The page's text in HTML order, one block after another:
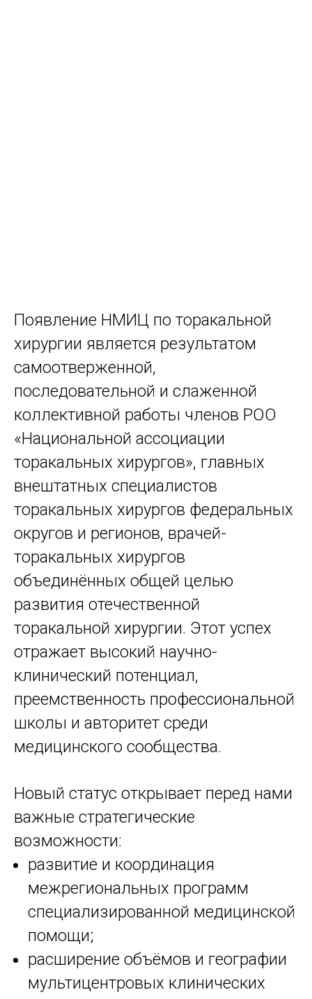
Появление НМИЦ по торакальной
хирургии является результатом
самоотверженной,
последовательной и слаженной
коллективной работы членов РОО
«Национальной ассоциации
торакальных хирургов», главных
внештатных специалистов
торакальных хирургов федеральных
округов и регионов, врачей-
торакальных хирургов
объединённых общей целью
развития отечественной
торакальной хирургии. Этот успех
отражает высокий научно-
клинический потенциал,
преемственность профессиональной
школы и авторитет среди
медицинского сообщества.
Новый статус открывает перед нами
важные стратегические
возможности:
развитие и координация
межрегиональных программ
специализированной медицинской
помощи;
расширение объёмов и географии
мультицентровых клинических